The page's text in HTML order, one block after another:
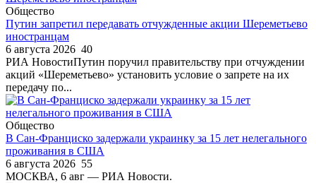
Общество
Путин запретил передавать отчужденные акции Шереметьево
иностранцам
6 августа 2026 40
РИА НовостиПутин поручил правительству при отчуждении
акций «Шереметьево» установить условие о запрете на их
передачу по...
Общество
В Сан-Франциско задержали украинку за 15 лет нелегального
проживания в США
6 августа 2026 55
МОСКВА, 6 авг — РИА Новости.